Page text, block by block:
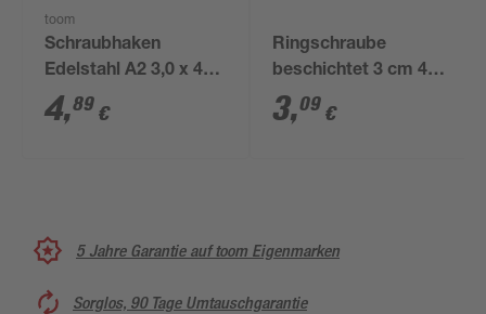
toom
Schraubhaken
Edelstahl A2 3,0 x 40
mm 4 Stück
4,89 €
Ringschraube
beschichtet 3 cm 4
Stück
3,09 €
5 Jahre Garantie auf toom Eigenmarken
Sorglos, 90 Tage Umtauschgarantie